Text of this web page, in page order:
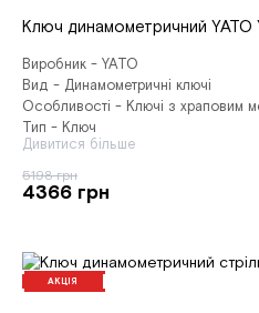
Ключ динамометричний YATO
Виробник - YATO
Вид - Динамометричні ключі
Особливості - Ключі з храповим
Тип - Ключ
Дивитися більше
5198 грн
4366 грн
АКЦІЯ